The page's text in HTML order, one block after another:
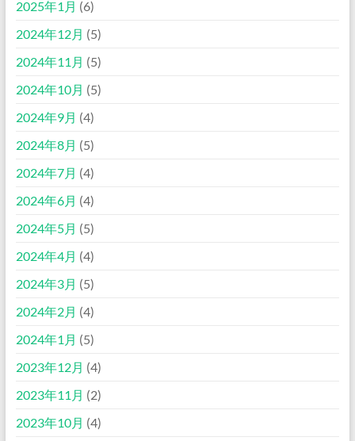
2025年1月 (6)
2024年12月 (5)
2024年11月 (5)
2024年10月 (5)
2024年9月 (4)
2024年8月 (5)
2024年7月 (4)
2024年6月 (4)
2024年5月 (5)
2024年4月 (4)
2024年3月 (5)
2024年2月 (4)
2024年1月 (5)
2023年12月 (4)
2023年11月 (2)
2023年10月 (4)